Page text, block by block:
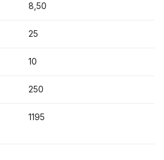
8,50
25
10
250
1195